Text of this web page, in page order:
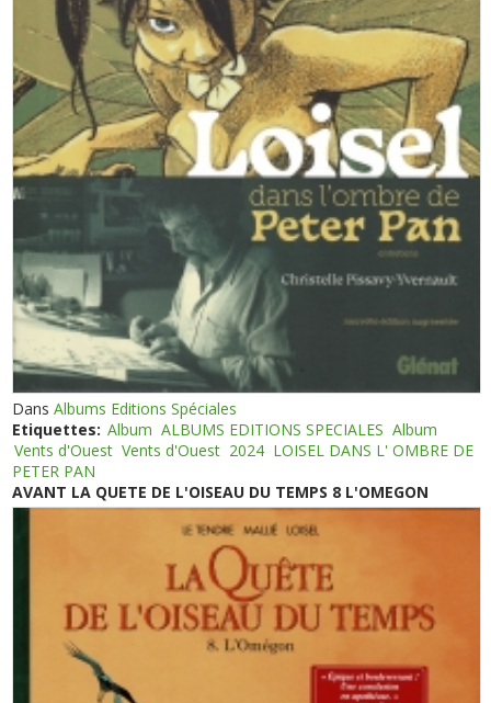
DansAlbums Editions Spéciales
Etiquettes: Album ALBUMS EDITIONS SPECIALES Album
Vents d'Ouest Vents d'Ouest 2024 LOISEL DANS L' OMBRE DE
PETER PAN
AVANT LA QUETE DE L'OISEAU DU TEMPS 8 L'OMEGON